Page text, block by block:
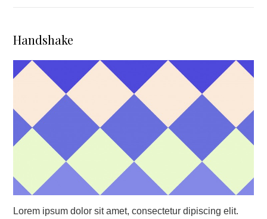
Handshake
Lorem ipsum dolor sit amet, consectetur dipiscing elit.